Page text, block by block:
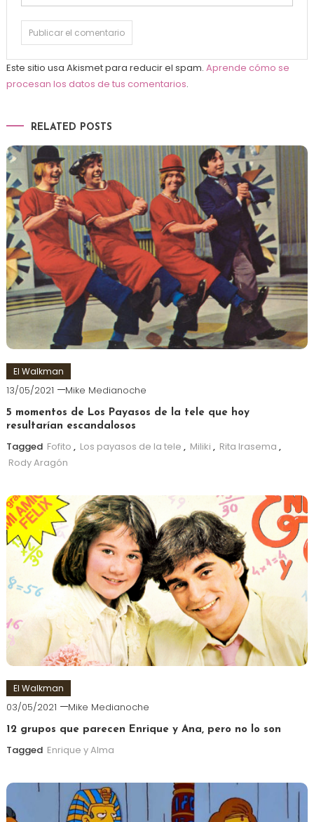
Este sitio usa Akismet para reducir el spam. Aprende cómo se
procesan los datos de tus comentarios.
RELATED POSTS
El Walkman
13/05/2021 Mike Medianoche
5 momentos de Los Payasos de la tele que hoy
resultarían escandalosos
Tagged Fofito , Los payasos de la tele , Miliki , Rita Irasema ,
Rody Aragón
El Walkman
03/05/2021 Mike Medianoche
12 grupos que parecen Enrique y Ana, pero no lo son
Tagged Enrique y Alma